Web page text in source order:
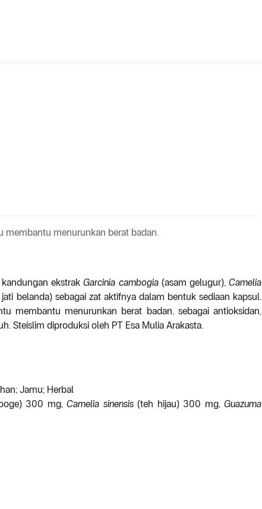
membantu menurunkan berat badan.
ekstrakGarcinia cambogia(asam gelugur),Camelia
belanda) sebagai zat aktifnya dalam bentuk sediaan kapsul.
membantu menurunkan berat badan, sebagai antioksidan,
Steislim diproduksi oleh PT Esa Mulia Arakasta.
Jamu; Herbal
300 mg, Camelia sinensis(teh hijau) 300 mg,Guazuma